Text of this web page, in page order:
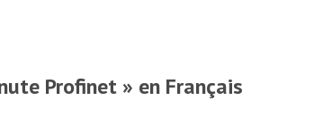
Profinet » en Français